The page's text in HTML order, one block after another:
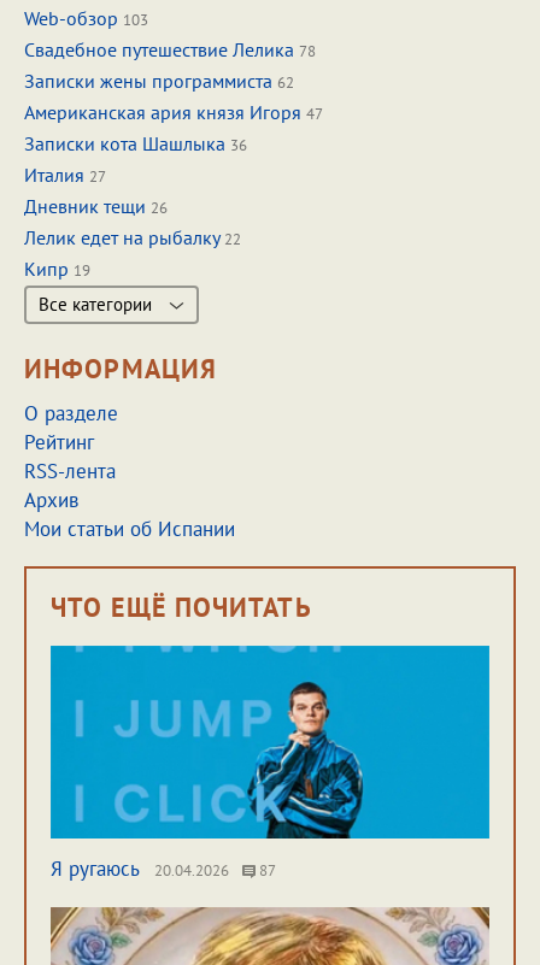
Web-обзор 103
Свадебное путешествие Лелика 78
Записки жены программиста 62
Американская ария князя Игоря 47
Записки кота Шашлыка 36
Италия 27
Дневник тещи 26
Лелик едет на рыбалку22
Кипр 19
Все категории
ИНФОРМАЦИЯ
О разделе
Рейтинг
RSS-лента
Архив
Мои статьи об Испании
ЧТО ЕЩЁ ПОЧИТАТЬ
Я ругаюсь 20.04.2026 87